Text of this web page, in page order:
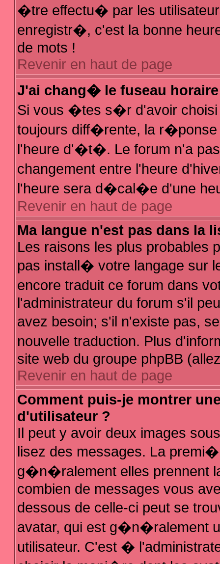
�tre effectu� par les
enregistr�, c'est la bonne
de mots !
Revenir en haut de page
J'ai chang� le fuseau
Si vous �tes s�r d'avoir choisi
toujours diff�rente, la
l'heure d'�t�. Le forum n'a
changement entre l'heure
l'heure sera d�cal�e d'une
Revenir en haut de page
Ma langue n'est pas dans la
Les raisons les plus probables
pas install� votre langage sur
encore traduit ce forum dans
l'administrateur du forum s'il
avez besoin; s'il n'existe pas,
nouvelle traduction. Plus
site web du groupe phpBB
Revenir en haut de page
Comment puis-je montrer
d'utilisateur ?
Il peut y avoir deux images
lisez des messages. La
g�n�ralement elles prennent
combien de messages vous
dessous de celle-ci peut se
avatar, qui est g�n�ralement
utilisateur. C'est �